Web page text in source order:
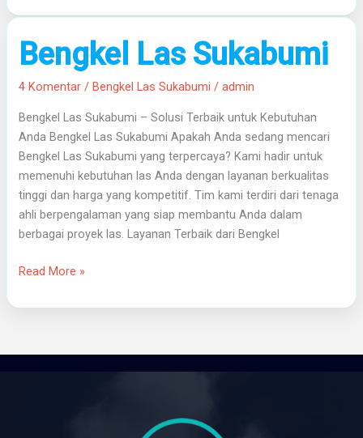
Bengkel Las Sukabumi
4 Komentar /Bengkel Las Sukabumi /admin
Bengkel Las Sukabumi – Solusi Terbaik untuk Kebutuhan
Anda Bengkel Las Sukabumi Apakah Anda sedang mencari
Bengkel Las Sukabumi yang terpercaya? Kami hadir untuk
memenuhi kebutuhan las Anda dengan layanan berkualitas
tinggi dan harga yang kompetitif. Tim kami terdiri dari tenaga
ahli berpengalaman yang siap membantu Anda dalam
berbagai proyek las. Layanan Terbaik dari Bengkel
Bengkel
Las
Sukabumi
Read More »